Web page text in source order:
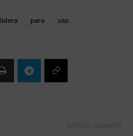
lidera paro uso